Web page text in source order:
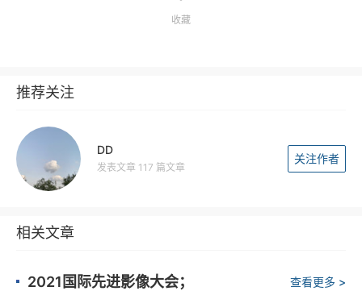
收藏
推荐关注
DD
发表文章 117 篇文章
关注作者
相关文章
2021国际先进影像大会； 查看更多 >